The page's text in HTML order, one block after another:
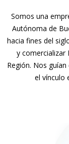
Somos una
Autónoma de
hacia fines del
y comercializar
Región. Nos
el vínculo